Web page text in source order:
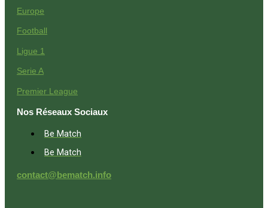
Europe
Football
Ligue 1
Serie A
Premier League
Nos Réseaux Sociaux
Be Match
Be Match
contact@bematch.info